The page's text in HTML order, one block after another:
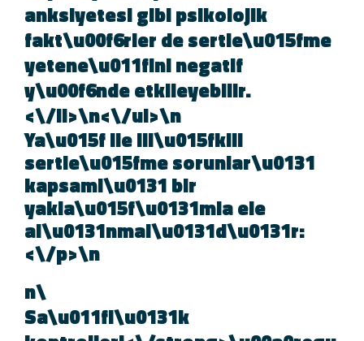
anksiyetesi gibi psikolojik
fakt\u00f6rler de sertle\u015fme
yetene\u011fini negatif
y\u00f6nde etkileyebilir.
<\/li>\n<\/ul>\n
Ya\u015f ile ili\u015fkili
sertle\u015fme sorunlar\u0131
kapsaml\u0131 bir
yakla\u015f\u0131mla ele
al\u0131nmal\u0131d\u0131r:
<\/p>\n
Sa\u011fl\u0131k